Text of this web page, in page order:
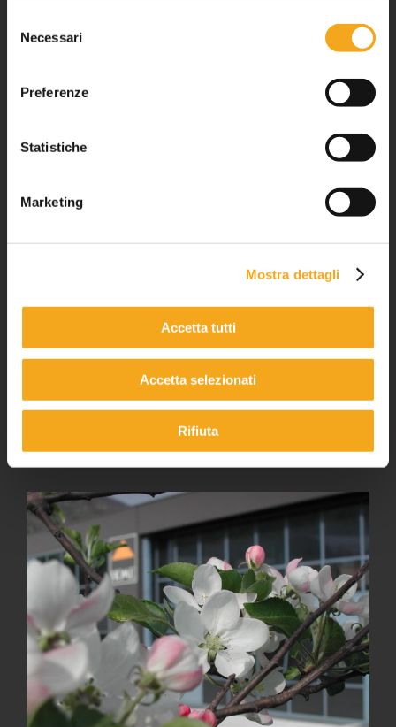
delNecessari
Preferenze
Statistiche
Marketing
Mostra dettagli
Accetta tutti
Accetta selezionati
Rifiuta
Soddisfazione e Innovazione
CURA DEI CLIENTI
MIGLIORAMENTO CONTINUO